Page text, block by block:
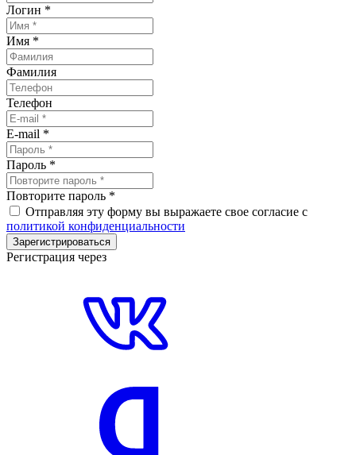
Логин *
Имя *
Фамилия
Телефон
E-mail *
Пароль *
Повторите пароль *
Отправляя эту форму вы выражаете свое согласие с
политикой конфиденциальности
Зарегистрироваться
Регистрация через